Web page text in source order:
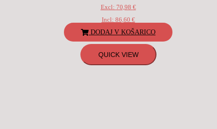
Excl: 70,98 €
Incl: 86,60 €
DODAJ V KOŠARICO
QUICK VIEW